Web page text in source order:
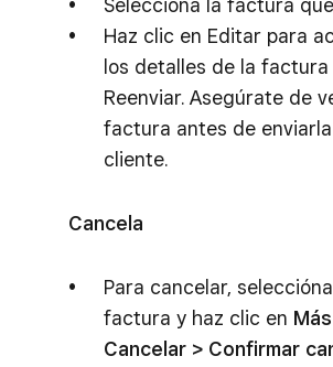
Selecciona la factura
Haz clic en Editar para
los detalles de la factura
Reenviar. Asegúrate de
factura antes de
cliente.
Cancela
Para cancelar,
factura y haz clic en
Cancelar > Confirmar